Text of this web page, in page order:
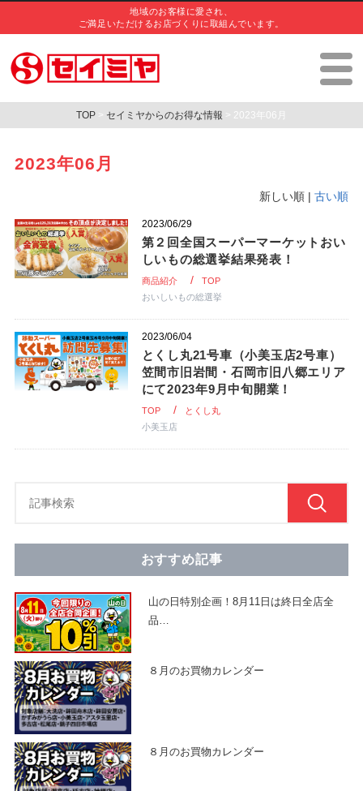
地域のお客様に愛され、
ご満足いただけるお店づくりに取組んでいます。
TOP > セイミヤからのお得な情報 > 2023年06月
2023年06月
新しい順 |古い順
2023/06/29
第２回全国スーパーマーケットおい
しいもの総選挙結果発表！
商品紹介
TOP
おいしいもの総選挙
2023/06/04
とくし丸21号車（小美玉店2号車）
笠間市旧岩間・石岡市旧八郷エリア
にて2023年9月中旬開業！
TOP
とくし丸
小美玉店
おすすめ記事
山の日特別企画！8月11日は終日全店全
品…
８月のお買物カレンダー
８月のお買物カレンダー